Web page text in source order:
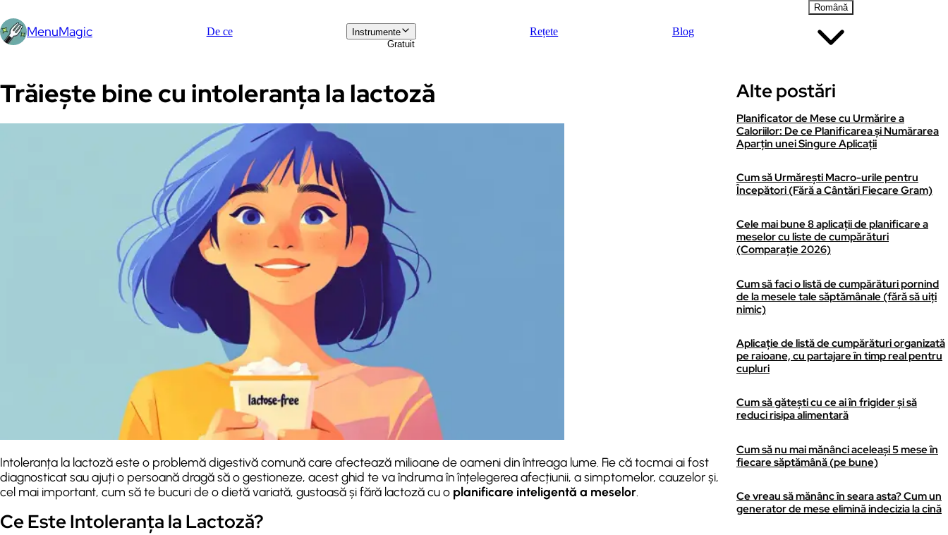
MenuMagic De ce
Instrumente
Gratuit
Rețete Blog
Română
Trăiește bine cu intoleranța la lactoză
Intoleranța la lactoză este o problemă digestivă comună care afectează milioane de oameni din întreaga lume. Fie că tocmai ai fost
diagnosticat sau ajuți o persoană dragă să o gestioneze, acest ghid te va îndruma în înțelegerea afecțiunii, a simptomelor, cauzelor și,
cel mai important, cum să te bucuri de o dietă variată, gustoasă și fără lactoză cu o planificare inteligentă a meselor.
Ce Este Intoleranța la Lactoză?
Alte postări
Planificator de Mese cu Urmărire a
Caloriilor: De ce Planificarea și Numărarea
Aparțin unei Singure Aplicații
Cum să Urmărești Macro-urile pentru
Începători (Fără a Cântări Fiecare Gram)
Cele mai bune 8 aplicații de planificare a
meselor cu liste de cumpărături
(Comparație 2026)
Cum să faci o listă de cumpărături pornind
de la mesele tale săptămânale (fără să uiți
nimic)
Aplicație de listă de cumpărături organizată
pe raioane, cu partajare în timp real pentru
cupluri
Cum să gătești cu ce ai în frigider și să
reduci risipa alimentară
Cum să nu mai mănânci aceleași 5 mese în
fiecare săptămână (pe bune)
Ce vreau să mănânc în seara asta? Cum un
generator de mese elimină indecizia la cină